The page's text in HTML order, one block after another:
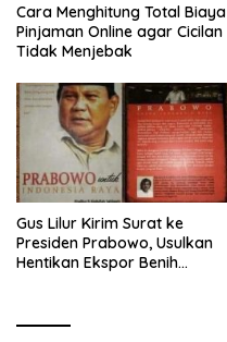
Cara Menghitung Total Biaya
Pinjaman Online agar Cicilan
Tidak Menjebak
Gus Lilur Kirim Surat ke
Presiden Prabowo, Usulkan
Hentikan Ekspor Benih